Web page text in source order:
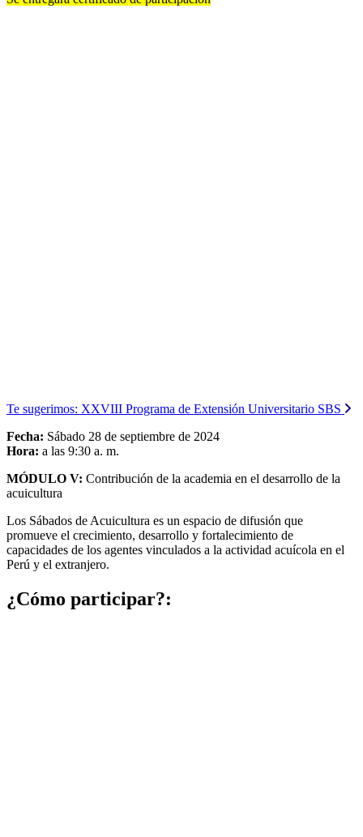
Te sugerimos: XXVIII Programa de Extensión Universitario SBS
Fecha: Sábado 28 de septiembre de 2024
Hora: a las 9:30 a. m.
MÓDULO V: Contribución de la academia en el desarrollo de la
acuicultura
Los Sábados de Acuicultura es un espacio de difusión que
promueve el crecimiento, desarrollo y fortalecimiento de
capacidades de los agentes vinculados a la actividad acuícola en el
Perú y el extranjero.
¿Cómo participar?: